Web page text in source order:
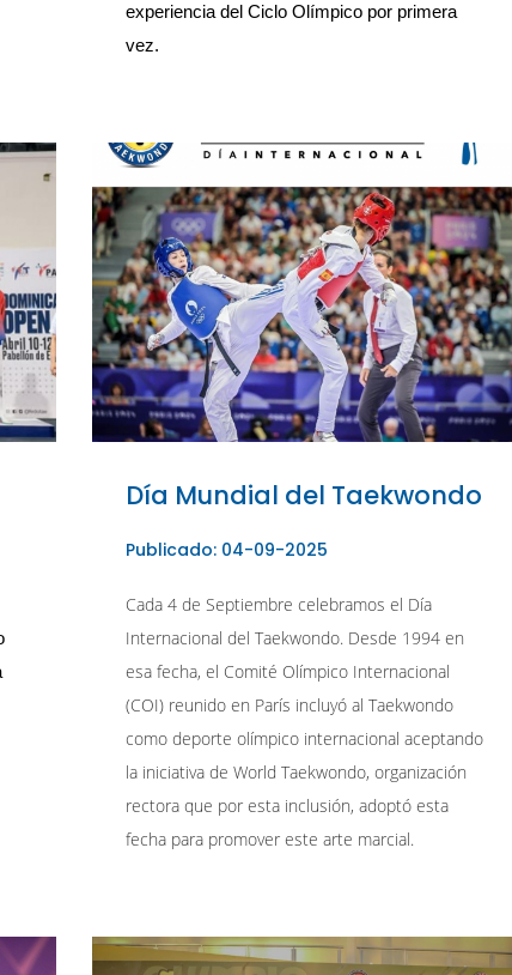
experiencia del Ciclo Olímpico por primera
vez.
Día Mundial del Taekwondo
Publicado: 04-09-2025
Cada 4 de Septiembre celebramos el Día
Internacional del Taekwondo. Desde 1994 en
esa fecha, el Comité Olímpico Internacional
(COI) reunido en París incluyó al Taekwondo
como deporte olímpico internacional aceptando
la iniciativa de World Taekwondo, organización
rectora que por esta inclusión, adoptó esta
fecha para promover este arte marcial.